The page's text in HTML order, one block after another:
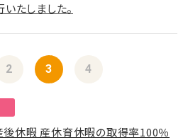
たしました。
2 3 4
休暇 産休育休暇の取得率100％